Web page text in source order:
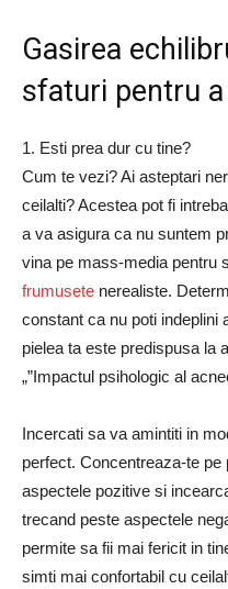
Gasirea
sfaturi pentru
1. Esti prea dur cu tine?
Cum te vezi? Ai asteptari
ceilalti? Acestea pot fi
a va asigura ca nu suntem
vina pe mass-media pentru
frumusete nerealiste.
constant ca nu poti indeplini
pielea ta este predispusa la
„”Impactul psihologic al
Incercati sa va amintiti in
perfect. Concentreaza-te
aspectele pozitive si
trecand peste aspectele
permite sa fii mai fericit in
simti mai confortabil cu